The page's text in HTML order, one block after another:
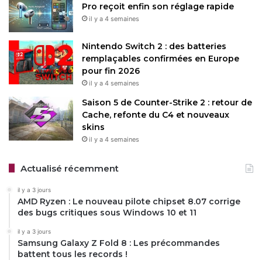
Pro reçoit enfin son réglage rapide
il y a 4 semaines
Nintendo Switch 2 : des batteries
remplaçables confirmées en Europe
pour fin 2026
il y a 4 semaines
Saison 5 de Counter-Strike 2 : retour de
Cache, refonte du C4 et nouveaux
skins
il y a 4 semaines
Actualisé récemment
il y a 3 jours
AMD Ryzen : Le nouveau pilote chipset 8.07 corrige
des bugs critiques sous Windows 10 et 11
il y a 3 jours
Samsung Galaxy Z Fold 8 : Les précommandes
battent tous les records !